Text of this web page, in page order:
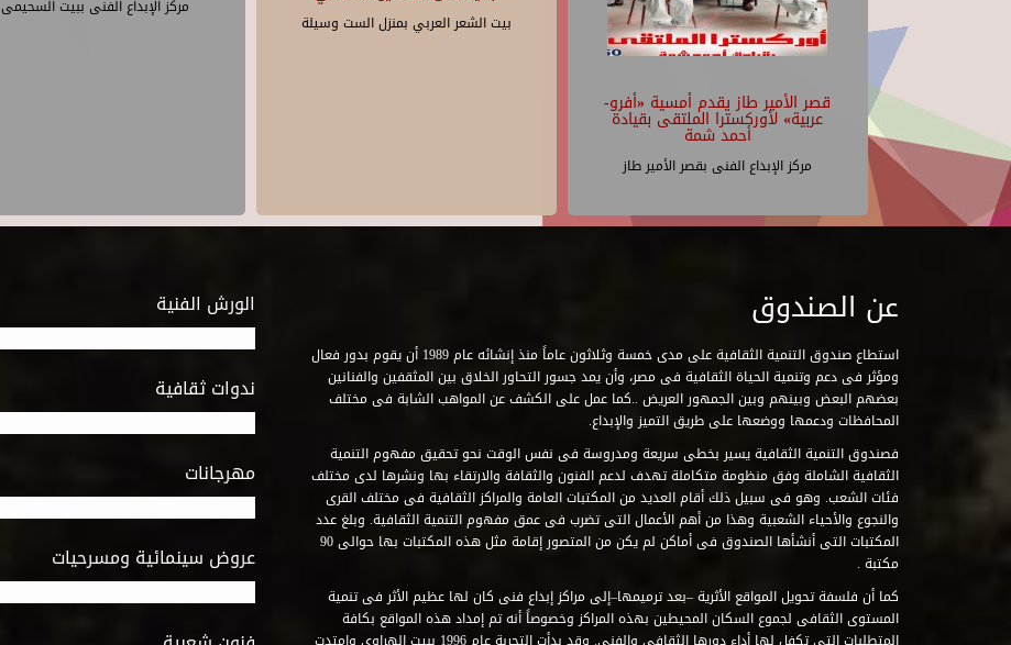
مركز الإبداع الفنى ببيت السحيمى
بيت الشعر العربي بمنزل الست وسيلة
قصر الأمير طاز يقدم أمسية «أفرو-
عربية» لأوركسترا الملتقى بقيادة
أحمد شمة
مركز الإبداع الفنى بقصر الأمير طاز
الورش الفنية
ندوات ثقافية
مهرجانات
عروض سينمائية ومسرحيات
عن الصندوق
استطاع صندوق التنمية الثقافية على مدى خمسة وثلاثون عاماً منذ إنشائه عام 1989 أن يقوم بدور فعال
ومؤثر فى دعم وتنمية الحياة الثقافية فى مصر، وأن يمد جسور التحاور الخلاق بين المثقفين والفنانين
بعضهم البعض وبينهم وبين الجمهور العريض ..كما عمل على الكشف عن المواهب الشابة فى مختلف
المحافظات ودعمها ووضعها على طريق التميز والإبداع.
فصندوق التنمية الثقافية يسير بخطى سريعة ومدروسة فى نفس الوقت نحو تحقيق مفهوم التنمية
الثقافية الشاملة وفق منظومة متكاملة تهدف لدعم الفنون والثقافة والارتقاء بها ونشرها لدى مختلف
فئات الشعب. وهو فى سبيل ذلك أقام العديد من المكتبات العامة والمراكز الثقافية فى مختلف القرى
والنجوع والأحياء الشعبية وهذا من أهم الأعمال التى تضرب فى عمق مفهوم التنمية الثقافية. وبلغ عدد
المكتبات التى أنشأها الصندوق فى أماكن لم يكن من المتصور إقامة مثل هذه المكتبات بها حوالى 90
مكتبة .
كما أن فلسفة تحويل المواقع الأثرية –بعد ترميمها–إلى مراكز إبداع فنى كان لها عظيم الأثر فى تنمية
المستوى الثقافى لجموع السكان المحيطين بهذه المراكز وخصوصاً أنه تم إمداد هذه المواقع بكافة